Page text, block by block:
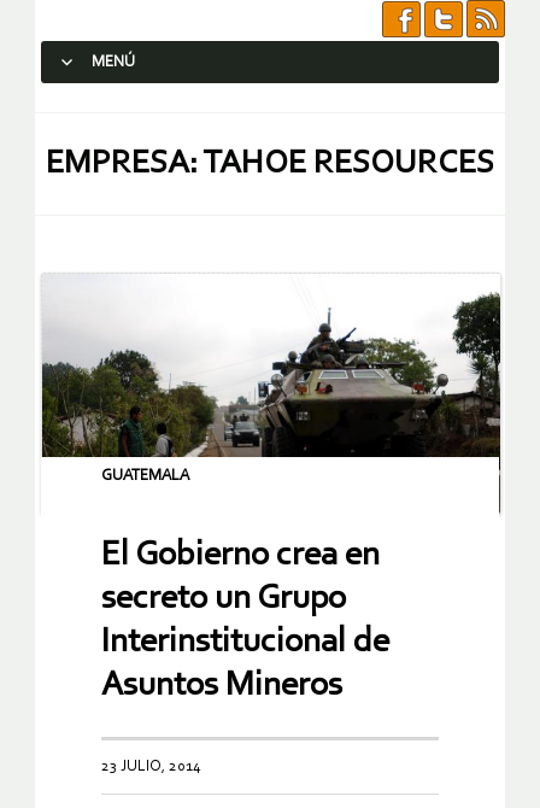
MENÚ
EMPRESA: TAHOE RESOURCES
GUATEMALA
El Gobierno crea en
secreto un Grupo
Interinstitucional de
Asuntos Mineros
23 JULIO, 2014